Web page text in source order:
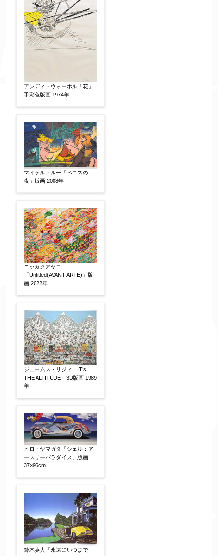
※データはSSL(Secure Sockets Layer)通信によ
アンディ・ウォーホル「花」
手彩色版画 1974年
マイケル・ルー「ベニスの
夜」版画 2008年
ロッカクアヤコ
「Untitled(AVANT ARTE)」版
画 2022年
ジェームス・リジィ「IT’s
THE ALTITUDE」3D版画 1989
年
ヒロ・ヤマガタ「シェル：ア
ースリーパラダイス」版画
37×96cm
鈴木英人「永遠にいつまで